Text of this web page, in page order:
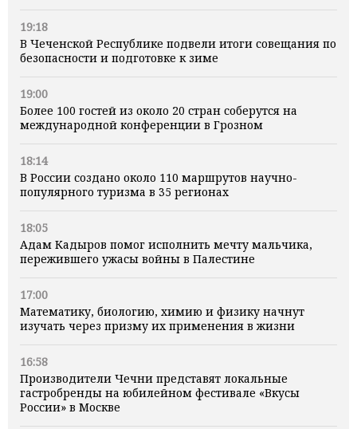
19:18
В Чеченской Республике подвели итоги совещания по
безопасности и подготовке к зиме
19:00
Более 100 гостей из около 20 стран соберутся на
международной конференции в Грозном
18:14
В России создано около 110 маршрутов научно-
популярного туризма в 35 регионах
18:05
Адам Кадыров помог исполнить мечту мальчика,
пережившего ужасы войны в Палестине
17:00
Математику, биологию, химию и физику начнут
изучать через призму их применения в жизни
16:58
Производители Чечни представят локальные
гастробренды на юбилейном фестивале «Вкусы
России» в Москве